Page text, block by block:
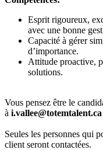
Esprit rigoureux,
avec une bonne
Capacité à gérer
d’importance.
Attitude proactive,
solutions.
Vous pensez être le
à i.vallee@totemtalent.ca
Seules les personnes qui
client seront contactées.